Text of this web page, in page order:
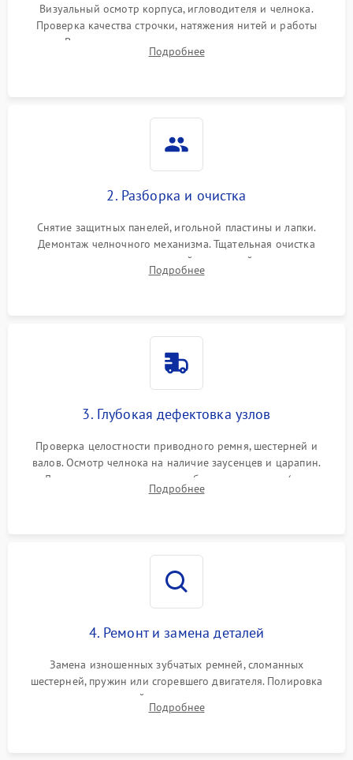
Визуальный осмотр корпуса, игловодителя и челнока.
Проверка качества строчки, натяжения нитей и работы
педали. Выявление посторонних стуков, пропусков стежков,
обрывов нити или заклинивания механизмов на тестовом
Подробнее
2. Разборка и очистка
Снятие защитных панелей, игольной пластины и лапки.
Демонтаж челночного механизма. Тщательная очистка
внутренних узлов от скопившейся тканевой пыли, очесов,
остатков старой смазки и обрывков нитей с помощью
Подробнее
3. Глубокая дефектовка узлов
Проверка целостности приводного ремня, шестерней и
валов. Осмотр челнока на наличие заусенцев и царапин.
Диагностика электромотора, блока управления (для
компьютерных машин), нитевдевателя и механизма
Подробнее
4. Ремонт и замена деталей
Замена изношенных зубчатых ремней, сломанных
шестерней, пружин или сгоревшего двигателя. Полировка
челночного устройства для устранения заусенцев.
Восстановление контактов в педали и пайка элементов на
Подробнее